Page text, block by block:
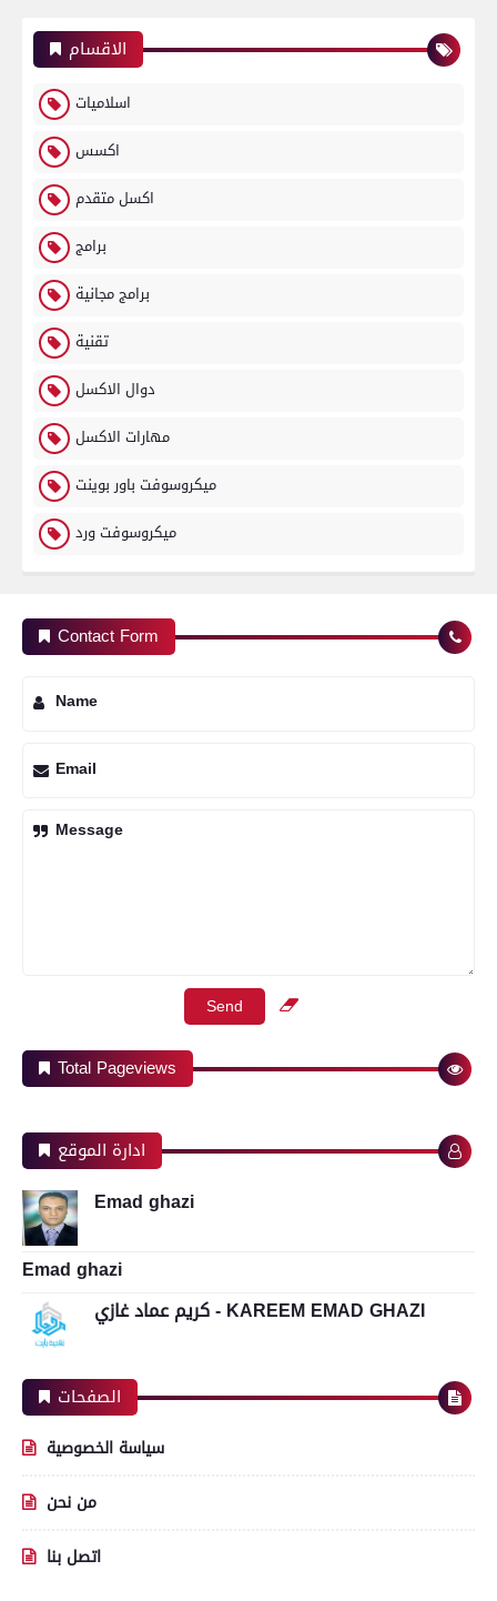
الاقسام
اسلاميات
اكسس
اكسل متقدم
برامج
برامج مجانية
تقنية
دوال الاكسل
مهارات الاكسل
ميكروسوفت باور بوينت
ميكروسوفت ورد
Contact Form
Name
Email
Message
Total Pageviews
ادارة الموقع
Emad ghazi
Emad ghazi
كريم عماد غازي - KAREEM EMAD GHAZI
الصفحات
سياسة الخصوصية
من نحن
اتصل بنا